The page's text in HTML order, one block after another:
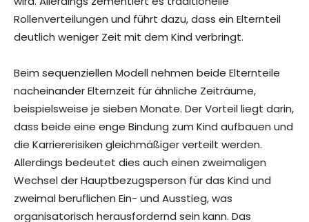
Rollenverteilungen und führt dazu, dass ein Elternteil
deutlich weniger Zeit mit dem Kind verbringt.
Beim sequenziellen Modell nehmen beide Elternteile
nacheinander Elternzeit für ähnliche Zeiträume,
beispielsweise je sieben Monate. Der Vorteil liegt darin,
dass beide eine enge Bindung zum Kind aufbauen und
die Karriererisiken gleichmäßiger verteilt werden.
Allerdings bedeutet dies auch einen zweimaligen
Wechsel der Hauptbezugsperson für das Kind und
zweimal beruflichen Ein- und Ausstieg, was
organisatorisch herausfordernd sein kann. Das